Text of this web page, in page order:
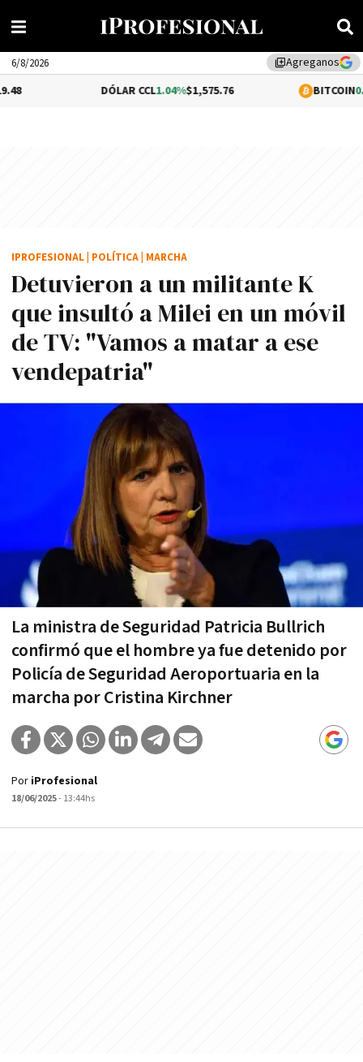
library_addAgreganos
6/8/2026
1.04%$1,575.76 0.29%
Detuvieron a un militante K
que insultó a Milei en un móvil
de TV: "Vamos a matar a ese
vendepatria"
La ministra de Seguridad Patricia Bullrich
confirmó que el hombre ya fue detenido por
Policía de Seguridad Aeroportuaria en la
marcha por Cristina Kirchner
IPROFESIONAL POLÍTICA MARCHA
Por iProfesional
18/06/2025- 13:44hs